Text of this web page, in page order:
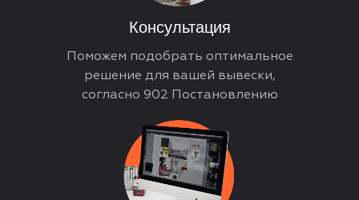
Поможем подобрать оптимальное
решение для вашей вывески,
согласно 902 Постановлению
Консультация